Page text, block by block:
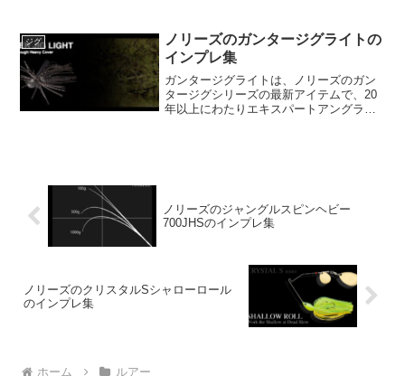
イトとなるワカサギやモロコ、オイカ
ワ、シラウオといった小...
ジグ
ノリーズのガンタージグライトの
インプレ集
ガンタージグライトは、ノリーズのガン
タージグシリーズの最新アイテムで、20
年以上にわたりエキスパートアングラー
ノリーズのジャングルスピンヘビー
700JHSのインプレ集
ノリーズのクリスタルSシャローロール
のインプレ集
ホーム ルアー